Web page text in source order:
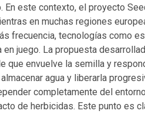
este contexto, el proyecto
en muchas regiones
frecuencia, tecnologías como
juego. La propuesta
que envuelve la semilla y
agua y liberarla
completamente del
de herbicidas. Este punto es